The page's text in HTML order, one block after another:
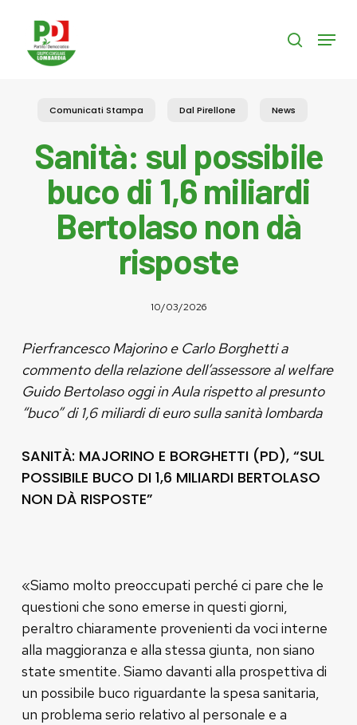
content
search
Menu
Comunicati Stampa Dal Pirellone News
Sanità: sul possibile
buco di 1,6 miliardi
Bertolaso non dà
risposte
10/03/2026
Pierfrancesco Majorino e Carlo Borghetti a
commento della relazione dell’assessore al welfare
Guido Bertolaso oggi in Aula rispetto al presunto
“buco” di 1,6 miliardi di euro sulla sanità lombarda
SANITÀ: MAJORINO E BORGHETTI (PD), “SUL
POSSIBILE BUCO DI 1,6 MILIARDI BERTOLASO
NON DÀ RISPOSTE”
«Siamo molto preoccupati perché ci pare che le
questioni che sono emerse in questi giorni,
peraltro chiaramente provenienti da voci interne
alla maggioranza e alla stessa giunta, non siano
state smentite. Siamo davanti alla prospettiva di
un possibile buco riguardante la spesa sanitaria,
un problema serio relativo al personale e a